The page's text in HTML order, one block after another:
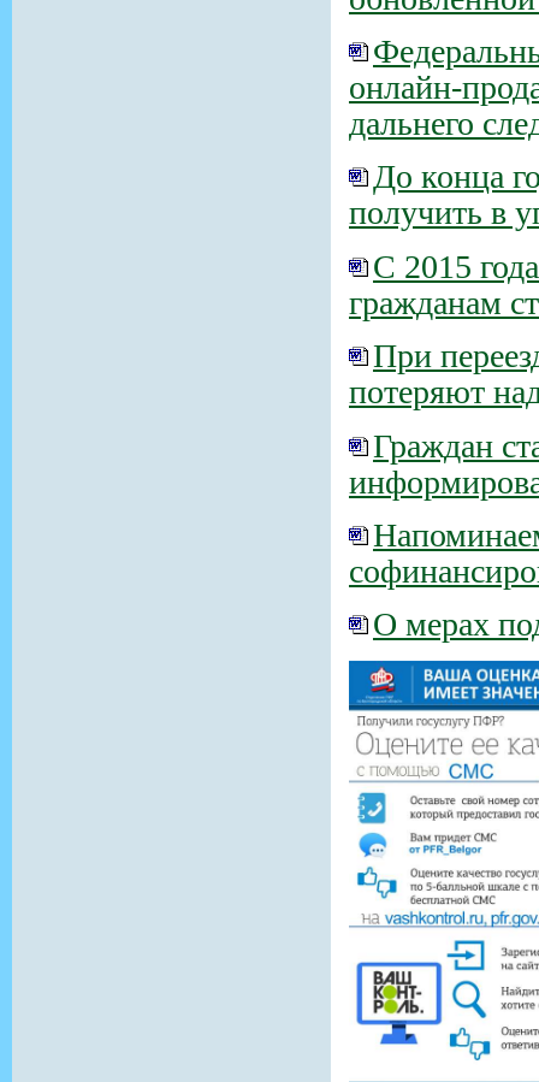
онлайн-
дальнего
До конца
получить в
С 2015
гражданам
При
потеряют
Граждан
О мерах